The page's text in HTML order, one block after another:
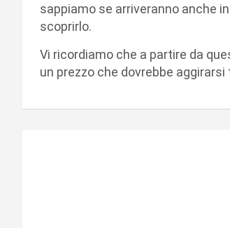
sappiamo se arriveranno anche
scoprirlo.
Vi ricordiamo che a partire da
un prezzo che dovrebbe aggirarsi